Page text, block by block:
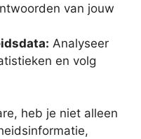
van jouw
Analyseer
en volg
heb je niet alleen